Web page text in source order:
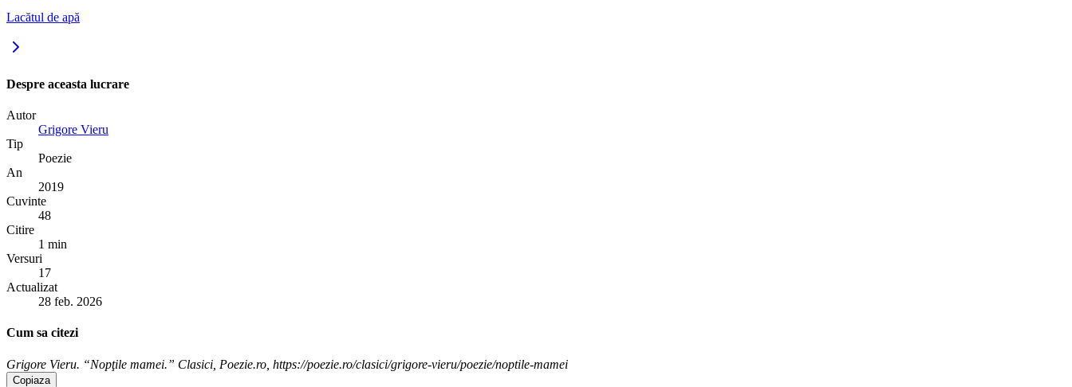
Lacătul de apă
Despre aceasta lucrare
Autor
Grigore Vieru
Tip
Poezie
An
2019
Cuvinte
48
Citire
1 min
Versuri
17
Actualizat
28 feb. 2026
Cum sa citezi
Grigore Vieru. “Nopţile mamei.” Clasici, Poezie.ro, https://poezie.ro/clasici/grigore-vieru/poezie/noptile-mamei
Copiaza